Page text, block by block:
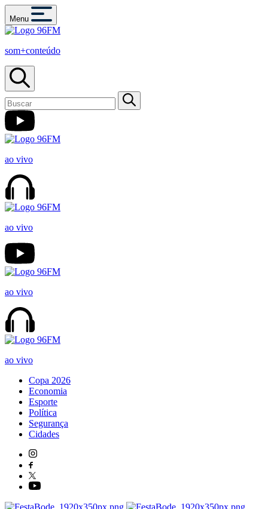
Menu
som+conteúdo
ao vivo
ao vivo
ao vivo
ao vivo
Copa 2026
Economia
Esporte
Política
Segurança
Cidades